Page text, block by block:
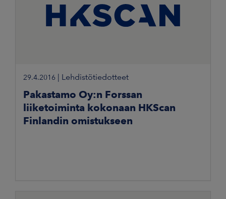
29.4.2016 Lehdistötiedotteet
Pakastamo Oy:n Forssan
liiketoiminta kokonaan HKScan
Finlandin omistukseen